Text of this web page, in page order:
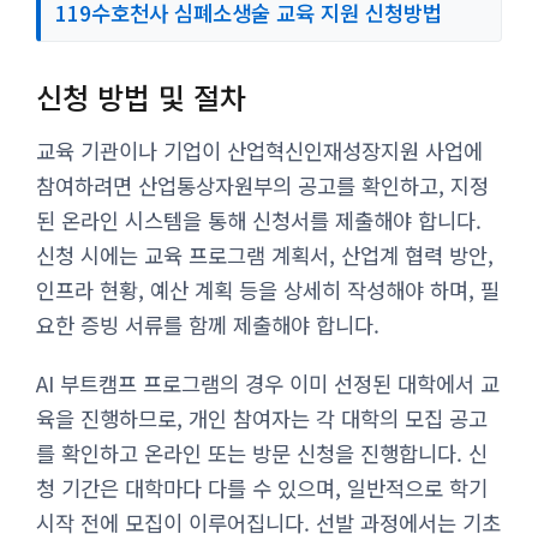
119수호천사 심폐소생술 교육 지원 신청방법
신청 방법 및 절차
교육 기관이나 기업이 산업혁신인재성장지원 사업에
참여하려면 산업통상자원부의 공고를 확인하고, 지정
된 온라인 시스템을 통해 신청서를 제출해야 합니다.
신청 시에는 교육 프로그램 계획서, 산업계 협력 방안,
인프라 현황, 예산 계획 등을 상세히 작성해야 하며, 필
요한 증빙 서류를 함께 제출해야 합니다.
AI 부트캠프 프로그램의 경우 이미 선정된 대학에서 교
육을 진행하므로, 개인 참여자는 각 대학의 모집 공고
를 확인하고 온라인 또는 방문 신청을 진행합니다. 신
청 기간은 대학마다 다를 수 있으며, 일반적으로 학기
시작 전에 모집이 이루어집니다. 선발 과정에서는 기초